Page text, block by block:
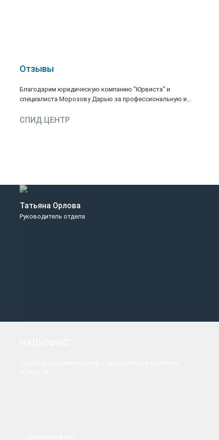
Отзывы
Благодарим юридическую компанию "Юрвиста" и
специалиста Морозову Дарью за профессиональную и...
СПИД.ЦЕНТР
Татьяна Орлова
Руководитель отдела